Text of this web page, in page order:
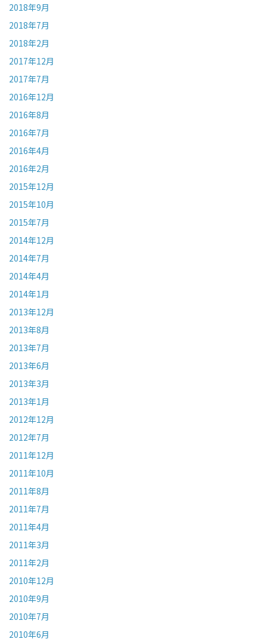
2018年9月
2018年7月
2018年2月
2017年12月
2017年7月
2016年12月
2016年8月
2016年7月
2016年4月
2016年2月
2015年12月
2015年10月
2015年7月
2014年12月
2014年7月
2014年4月
2014年1月
2013年12月
2013年8月
2013年7月
2013年6月
2013年3月
2013年1月
2012年12月
2012年7月
2011年12月
2011年10月
2011年8月
2011年7月
2011年4月
2011年3月
2011年2月
2010年12月
2010年9月
2010年7月
2010年6月